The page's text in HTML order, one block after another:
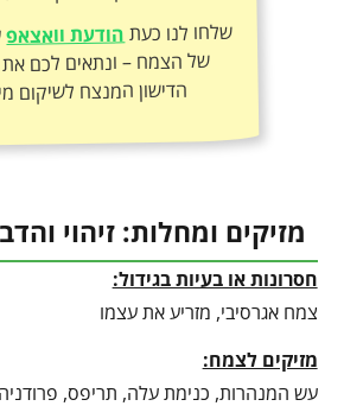
שלחו לנו כעתהודעת וואצאפ
הדישון המנצח לשיקום
מזיקים ומחלות: זיהוי
חסרונות או בעיות בגידול:
צמח אגרסיבי, מזריע את עצמו
מזיקים לצמח:
עש המנהרות, כנימת עלה, תריפס, פרודניה